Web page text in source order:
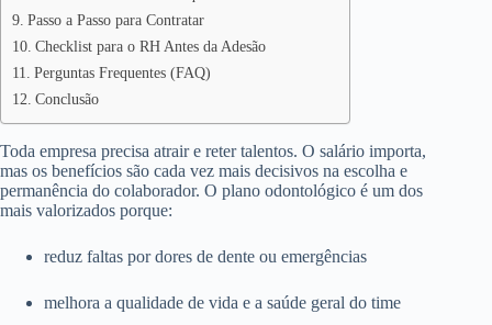
Passo a Passo para Contratar
Checklist para o RH Antes da Adesão
Perguntas Frequentes (FAQ)
Conclusão
Toda empresa precisa atrair e reter talentos. O salário importa,
mas os benefícios são cada vez mais decisivos na escolha e
permanência do colaborador. O plano odontológico é um dos
mais valorizados porque:
reduz faltas por dores de dente ou emergências
melhora a qualidade de vida e a saúde geral do time